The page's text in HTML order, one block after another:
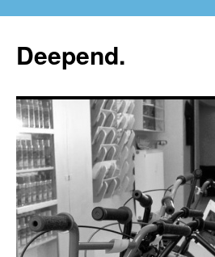
Deepend.